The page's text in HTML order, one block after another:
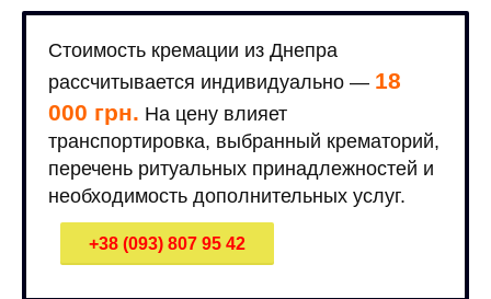
Стоимость кремации из Днепра
рассчитывается индивидуально — 18
000 грн. На цену влияет
транспортировка, выбранный крематорий,
перечень ритуальных принадлежностей и
необходимость дополнительных услуг.
+38 (093) 807 95 42